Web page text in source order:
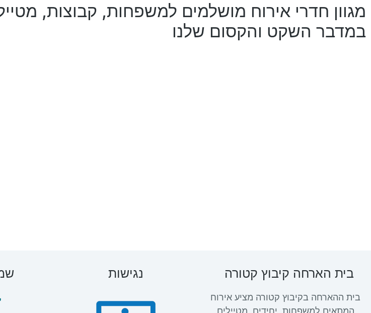
מגוון חדרי אירוח מושלמים למשפחות, קבוצות,
במדבר השקט והקסום שלנו
בית הארחה קיבוץ קטורה
בית ההארחה בקיבוץ קטורה מציע אירוח
נגישות